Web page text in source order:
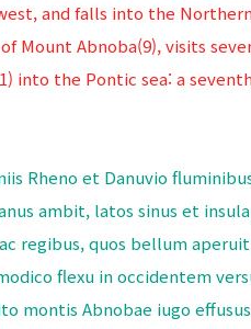
and falls into the Northern
Mount Abnoba(9), visits
into the Pontic sea: a
Rheno et Danuvio
ambit, latos sinus et
regibus, quos bellum
flexu in occidentem
montis Abnobae iugo